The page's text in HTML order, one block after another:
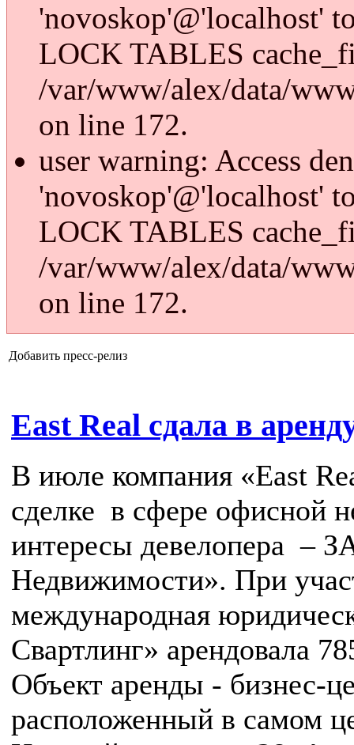
'novoskop'@'localhost'
LOCK TABLES
/var/www/alex/data/
on line 172.
user warning: Access
'novoskop'@'localhost'
LOCK TABLES
/var/www/alex/data/
on line 172.
Добавить пресс-релиз
East Real сдала в
В июле компания «East
сделке в сфере офисной
интересы девелопера –
Недвижимости». При
международная
Свартлинг» арендовала
Объект аренды - бизнес-
расположенный в самом